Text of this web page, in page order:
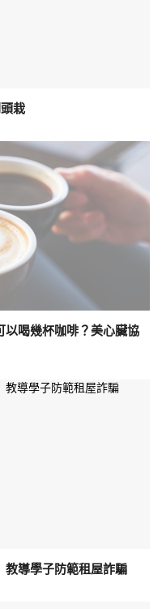
栽
以喝幾杯咖啡？美心臟協
導學子防範租屋詐騙